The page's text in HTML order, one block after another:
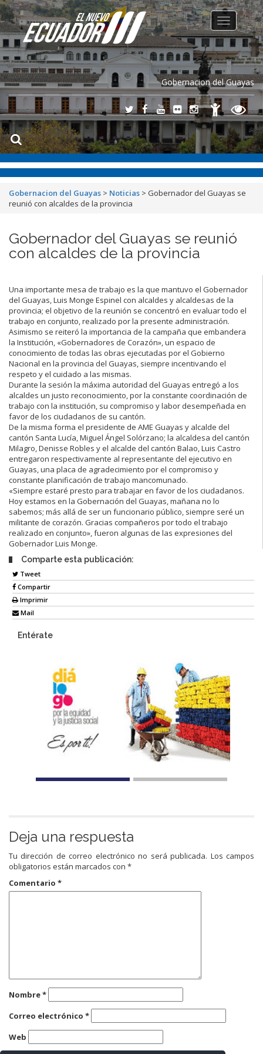
Gobernacion del Guayas
Toggle
navigation
Gobernacion del Guayas > Noticias > Gobernador del Guayas se
reunió con alcaldes de la provincia
Gobernador del Guayas se reunió
con alcaldes de la provincia
Una importante mesa de trabajo es la que mantuvo el Gobernador
del Guayas, Luis Monge Espinel con alcaldes y alcaldesas de la
provincia; el objetivo de la reunión se concentró en evaluar todo el
trabajo en conjunto, realizado por la presente administración.
Asimismo se reiteró la importancia de la campaña que embandera
la Institución, «Gobernadores de Corazón», un espacio de
conocimiento de todas las obras ejecutadas por el Gobierno
Nacional en la provincia del Guayas, siempre incentivando el
respeto y el cuidado a las mismas.
Durante la sesión la máxima autoridad del Guayas entregó a los
alcaldes un justo reconocimiento, por la constante coordinación de
trabajo con la institución, su compromiso y labor desempeñada en
favor de los ciudadanos de su cantón.
De la misma forma el presidente de AME Guayas y alcalde del
cantón Santa Lucía, Miguel Ángel Solórzano; la alcaldesa del cantón
Milagro, Denisse Robles y el alcalde del cantón Balao, Luis Castro
entregaron respectivamente al representante del ejecutivo en
Guayas, una placa de agradecimiento por el compromiso y
constante planificación de trabajo mancomunado.
«Siempre estaré presto para trabajar en favor de los ciudadanos.
Hoy estamos en la Gobernación del Guayas, mañana no lo
sabemos; más allá de ser un funcionario público, siempre seré un
militante de corazón. Gracias compañeros por todo el trabajo
realizado en conjunto», fueron algunas de las expresiones del
Gobernador Luis Monge.
Comparte esta publicación:
Tweet
Compartir
Imprimir
Mail
Entérate
Deja una respuesta
Tu dirección de correo electrónico no será publicada. Los campos
obligatorios están marcados con *
Comentario *
Nombre*
Correo electrónico *
Web